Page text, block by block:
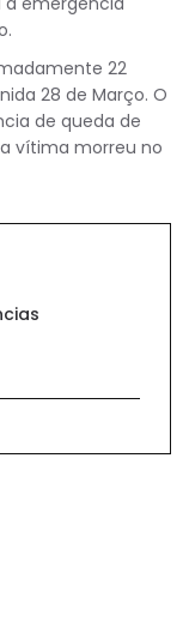
22
28 de Março. O
de queda de
vítima morreu no